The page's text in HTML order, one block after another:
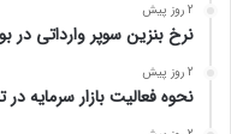
2 روز پیش
نرخ بنزین سوپر وارداتی در
2 روز پیش
نحوه فعالیت بازار سرمایه در تعطیلی ۳